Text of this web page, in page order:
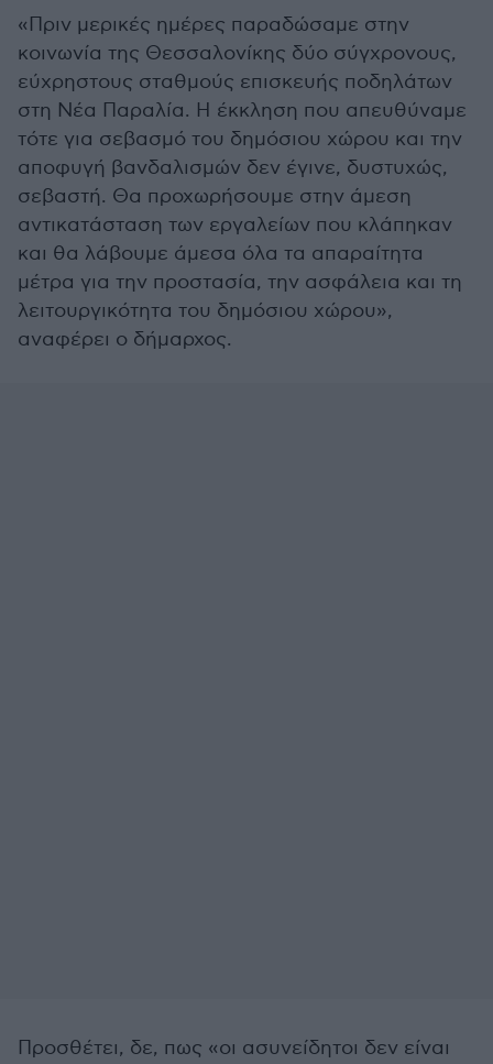
«Πριν μερικές ημέρες παραδώσαμε στην
κοινωνία της Θεσσαλονίκης δύο σύγχρονους,
εύχρηστους σταθμούς επισκευής ποδηλάτων
στη Νέα Παραλία. Η έκκληση που απευθύναμε
τότε για σεβασμό του δημόσιου χώρου και την
αποφυγή βανδαλισμών δεν έγινε, δυστυχώς,
σεβαστή. Θα προχωρήσουμε στην άμεση
αντικατάσταση των εργαλείων που κλάπηκαν
και θα λάβουμε άμεσα όλα τα απαραίτητα
μέτρα για την προστασία, την ασφάλεια και τη
λειτουργικότητα του δημόσιου χώρου»,
αναφέρει ο δήμαρχος.
Προσθέτει, δε, πως «οι ασυνείδητοι δεν είναι